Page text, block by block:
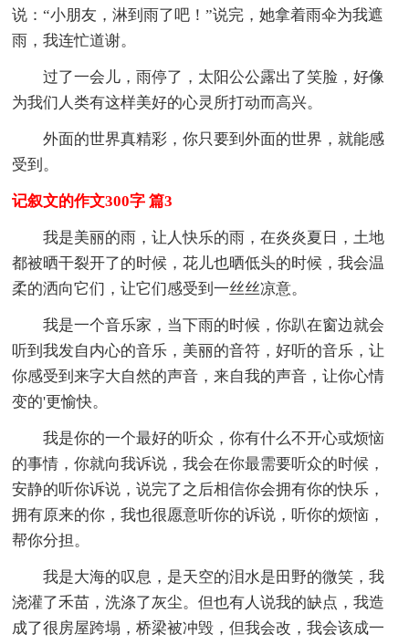
说：“小朋友，淋到雨了吧！”说完，她拿着雨伞为我遮
雨，我连忙道谢。
过了一会儿，雨停了，太阳公公露出了笑脸，好像
为我们人类有这样美好的心灵所打动而高兴。
外面的世界真精彩，你只要到外面的世界，就能感
受到。
记叙文的作文300字 篇3
我是美丽的雨，让人快乐的雨，在炎炎夏日，土地
都被晒干裂开了的时候，花儿也晒低头的时候，我会温
柔的洒向它们，让它们感受到一丝丝凉意。
我是一个音乐家，当下雨的时候，你趴在窗边就会
听到我发自内心的音乐，美丽的音符，好听的音乐，让
你感受到来字大自然的声音，来自我的声音，让你心情
变的'更愉快。
我是你的一个最好的听众，你有什么不开心或烦恼
的事情，你就向我诉说，我会在你最需要听众的时候，
安静的听你诉说，说完了之后相信你会拥有你的快乐，
拥有原来的你，我也很愿意听你的诉说，听你的烦恼，
帮你分担。
我是大海的叹息，是天空的泪水是田野的微笑，我
浇灌了禾苗，洗涤了灰尘。但也有人说我的缺点，我造
成了很房屋跨塌，桥梁被冲毁，但我会改，我会该成一